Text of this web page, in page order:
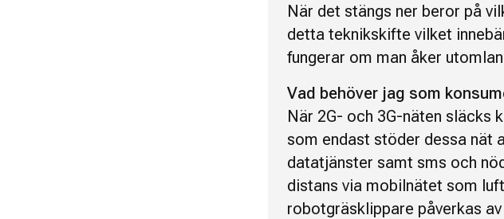
När det stängs ner beror på
detta teknikskifte vilket
fungerar om man åker
Vad behöver jag som
När 2G- och 3G-näten släcks
som endast stöder dessa nät
datatjänster samt sms och
distans via mobilnätet som
robotgräsklippare påverkas